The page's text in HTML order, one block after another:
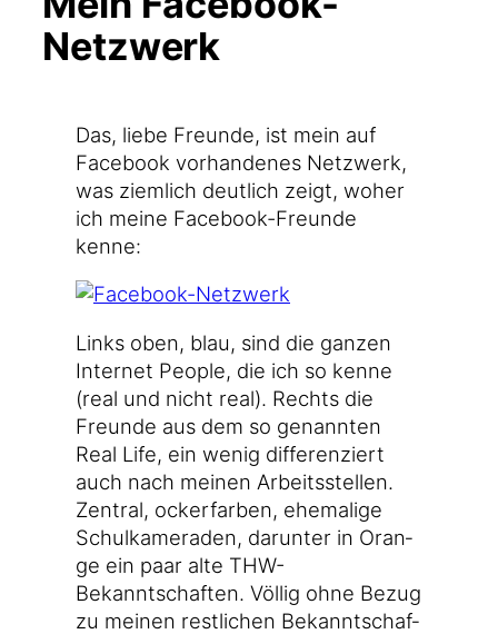
Netzwerk
Das, lie­be Freun­de, ist mein auf
Face­book vor­han­de­nes Netz­werk,
was ziem­lich deut­lich zeigt, woher
ich mei­ne Facebook-Freunde
kenne:
Links oben, blau, sind die gan­zen
Inter­net Peo­p­le, die ich so ken­ne
(real und nicht real). Rechts die
Freun­de aus dem so genann­ten
Real Life, ein wenig dif­fe­ren­ziert
auch nach mei­nen Arbeits­stel­len.
Zen­tral, ocker­far­ben, ehe­ma­li­ge
Schul­ka­me­ra­den, dar­un­ter in Oran­
ge ein paar alte THW-
Bekanntschaften. Völ­lig ohne Bezug
zu mei­nen rest­li­chen Bekannt­schaf­